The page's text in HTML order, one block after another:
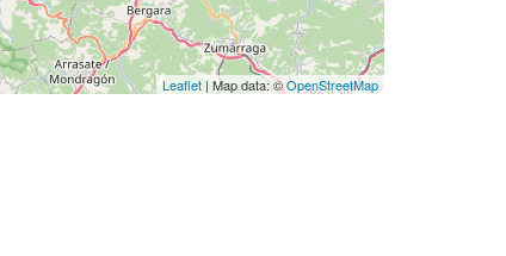
Leaflet | Map data: ©OpenStreetMap